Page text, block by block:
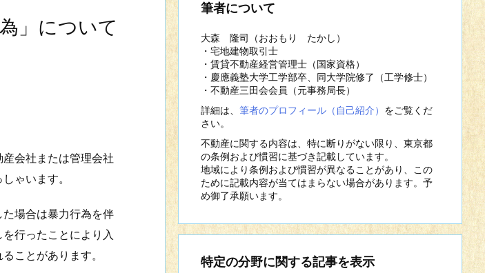
」について
会社または管理会社
ゃいます。
場合は暴力行為を伴
行ったことにより入
ことがあります。
筆者について
大森 隆司（おおもり たかし）
・宅地建物取引士
・賃貸不動産経営管理士（国家資格）
・慶應義塾大学工学部卒、同大学院修了（工学修士）
・不動産三田会会員（元事務局長）
詳細は、 筆者のプロフィール（自己紹介） をご覧くだ
さい。
不動産に関する内容は、特に断りがない限り、東京都
の条例および慣習に基づき記載しています。
地域により条例および慣習が異なることがあり、この
ために記載内容が当てはまらない場合があります。予
め御了承願います。
特定の分野に関する記事を表示